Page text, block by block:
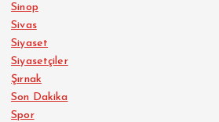
Sinop
Sivas
Siyaset
Siyasetçiler
Şırnak
Son Dakika
Spor